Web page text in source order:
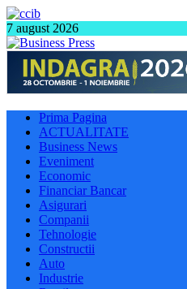
7 august 2026
Prima Pagina
ACTUALITATE
Business News
Eveniment
Economic
Financiar Bancar
Asigurari
Companii
Tehnologie
Constructii
Auto
Industrie